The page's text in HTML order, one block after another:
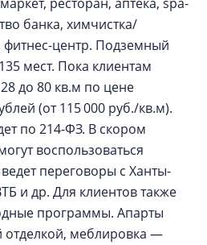
банка, химчистка/
центр. Подземный
мест. Пока клиентам
до 80 кв.м по цене
(от 115 000 руб./кв.м).
по 214‑ФЗ. В скором
воспользоваться
переговоры с Ханты-
и др. Для клиентов также
программы. Апарты
отделкой, меблировка —